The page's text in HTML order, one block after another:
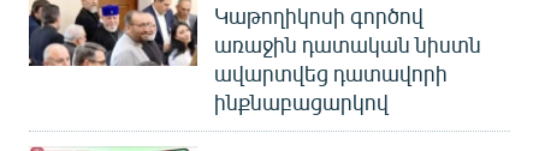
Կաթողիկոսի գործով
առաջին դատական նիստն
ավարտվեց դատավորի
ինքնաբացարկով